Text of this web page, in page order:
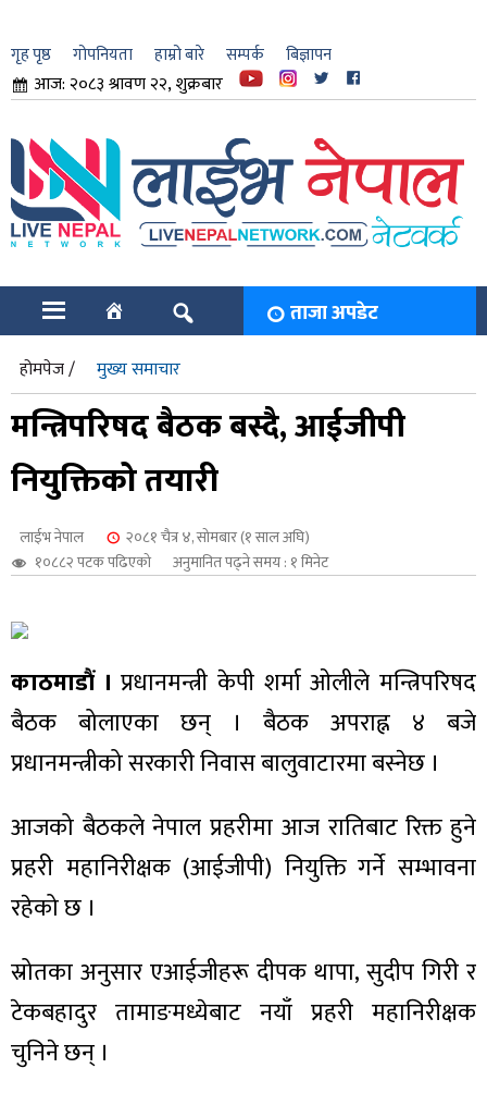
गृह पृष्ठ गोपनियता हाम्रो बारे सम्पर्क बिज्ञापन
आज: २०८३ श्रावण २२, शुक्रबार
ताजा अपडेट
होमपेज / मुख्य समाचार
मन्त्रिपरिषद बैठक बस्दै, आईजीपी
नियुक्तिको तयारी
लाईभ नेपाल
२०८१ चैत्र ४, सोमबार (१ साल अघि)
१०८८२ पटक पढिएको
अनुमानित पढ्ने समय : १ मिनेट
काठमाडौं । प्रधानमन्त्री केपी शर्मा ओलीले मन्त्रिपरिषद
बैठक बोलाएका छन् । बैठक अपराह्न ४ बजे
प्रधानमन्त्रीको सरकारी निवास बालुवाटारमा बस्नेछ ।
आजको बैठकले नेपाल प्रहरीमा आज रातिबाट रिक्त हुने
प्रहरी महानिरीक्षक (आईजीपी) नियुक्ति गर्ने सम्भावना
रहेको छ ।
स्रोतका अनुसार एआईजीहरू दीपक थापा, सुदीप गिरी र
टेकबहादुर तामाङमध्येबाट नयाँ प्रहरी महानिरीक्षक
चुनिने छन् ।